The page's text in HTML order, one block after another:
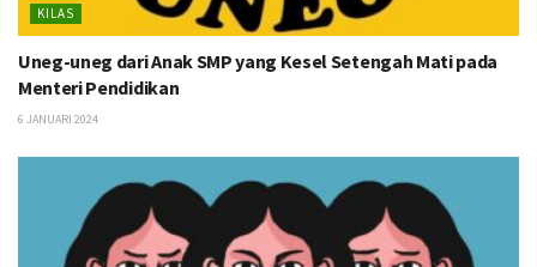
KILAS
Uneg-uneg dari Anak SMP yang Kesel Setengah Mati pada
Menteri Pendidikan
6 JANUARI 2024